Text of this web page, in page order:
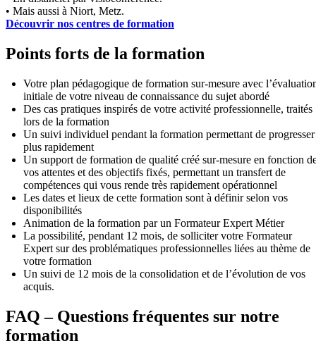
• Mais aussi à Niort, Metz.
Découvrir nos centres de formation
Points forts de la formation
Votre plan pédagogique de formation sur-mesure avec
initiale de votre niveau de connaissance du sujet abordé
Des cas pratiques inspirés de votre activité professionnelle, traités
lors de la formation
Un suivi individuel pendant la formation permettant de progresser
plus rapidement
Un support de formation de qualité créé sur-mesure en fonction
vos attentes et des objectifs fixés, permettant un transfert de
compétences qui vous rende très rapidement opérationnel
Les dates et lieux de cette formation sont à définir selon vos
disponibilités
Animation de la formation par un Formateur Expert Métier
La possibilité, pendant 12 mois, de solliciter votre Formateur
Expert sur des problématiques professionnelles liées au thème de
votre formation
Un suivi de 12 mois de la consolidation et de l’évolution de vos
acquis.
FAQ – Questions fréquentes sur notre
formation